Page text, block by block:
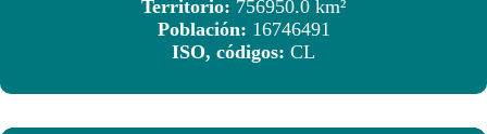
Territorio: 756950.0 km²
Población: 16746491
ISO, códigos: CL